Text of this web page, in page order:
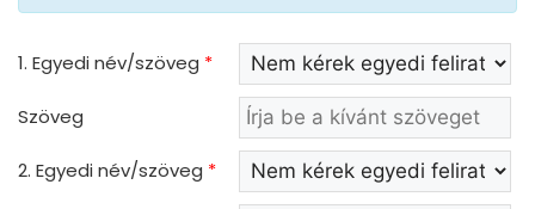
1. Egyedi név/szöveg *
Szöveg
2. Egyedi név/szöveg *